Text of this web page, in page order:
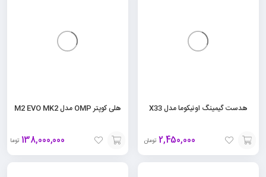
هدست گیمینگ اونیکوما مدل X33
2,450,000 تومان
افزودن
هلی کوپتر OMP مدل M2 EVO MK2
138,000,000 تومان
افزودن